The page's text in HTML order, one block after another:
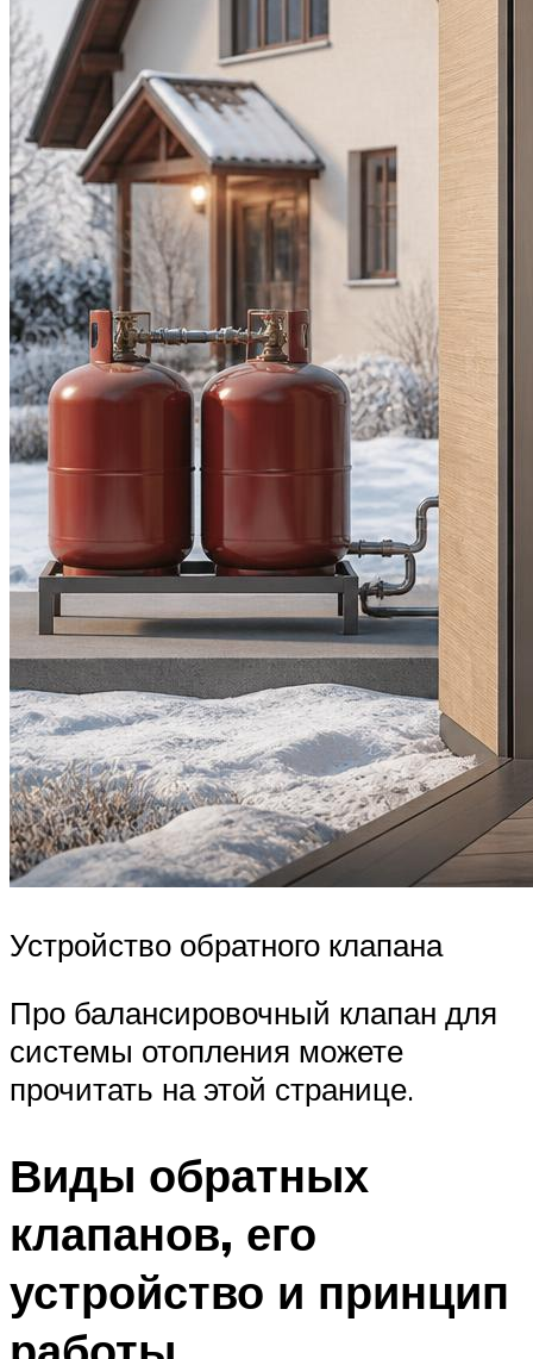
Устройство обратного клапана
Про балансировочный клапан для
системы отопления можете
прочитать на этой странице.
Виды обратных
клапанов, его
устройство и принцип